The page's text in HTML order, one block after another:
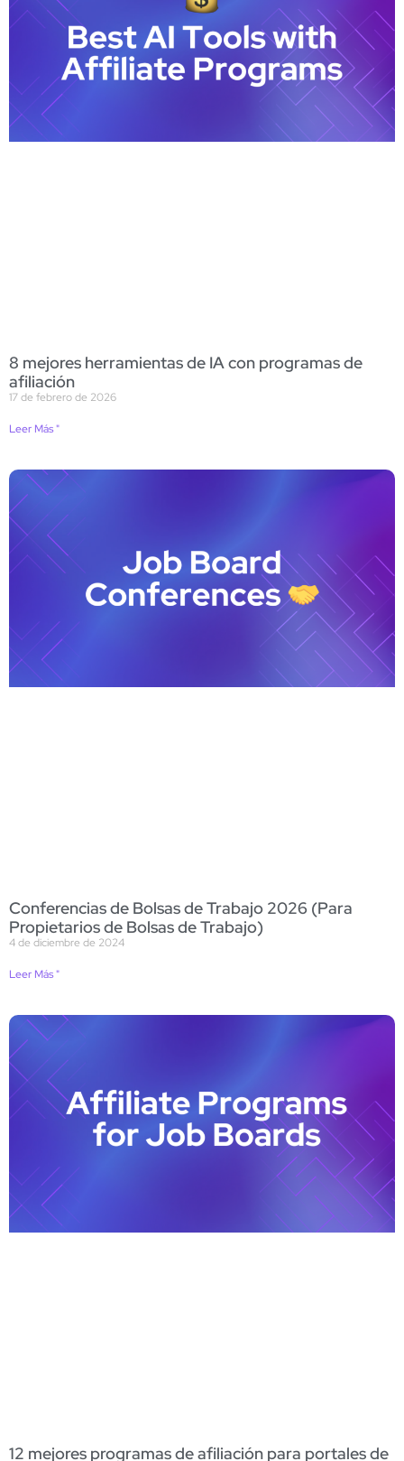
8 mejores herramientas de IA con programas de
afiliación
17 de febrero de 2026
Leer Más "
Conferencias de Bolsas de Trabajo 2026 (Para
Propietarios de Bolsas de Trabajo)
4 de diciembre de 2024
Leer Más "
12 mejores programas de afiliación para portales de